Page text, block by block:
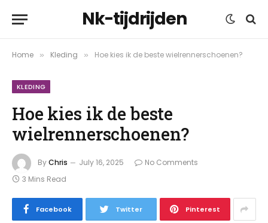
Nk-tijdrijden
Home » Kleding » Hoe kies ik de beste wielrennerschoenen?
KLEDING
Hoe kies ik de beste
wielrennerschoenen?
ByChris July 16, 2025
No Comments
3 Mins Read
Facebook Twitter Pinterest